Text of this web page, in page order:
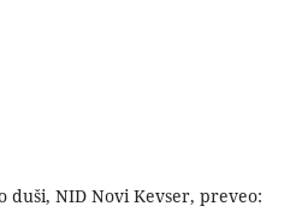
duši, NID Novi Kevser, preveo: